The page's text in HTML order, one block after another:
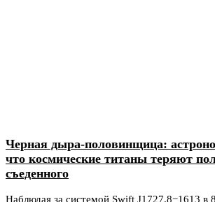
Черная дыра-половинщица:
что космические титаны теряют
съеденного
Наблюдая за системой Swift J1727.8−1613 в